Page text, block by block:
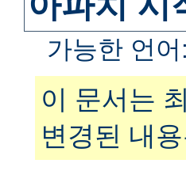
가능한 언어:
이 문서는
변경된 내